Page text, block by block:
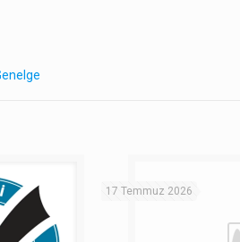
17 Temmuz 2026